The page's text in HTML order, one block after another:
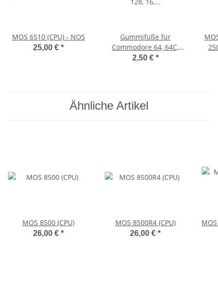
MOS 6510 (CPU) - NOS
25,00 € *
Gummifüße für
Commodore 64, 64C,
128, 16, 116, Plus/4, VC
2,50 € *
Ähnliche Artikel
MOS 8500 (CPU)
26,00 € *
MOS 8500R4 (CPU)
26,00 € *